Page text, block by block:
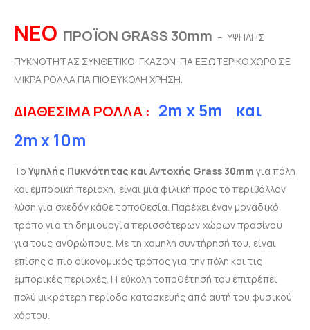
ΝΕΟ ΠΡΟΪΟΝ GRASS 30mm – ΥΨΗΛΗΣ
ΠΥΚΝΟΤΗΤΑΣ ΣΥΝΘΕΤΙΚΟ ΓΚΑΖΟΝ ΓΙΑ ΕΞΩΤΕΡΙΚΟ ΧΩΡΟ ΣΕ
ΜΙΚΡΑ ΡΟΛΛΑ ΓΙΑ ΠΙΟ ΕΥΚΟΛΗ ΧΡΗΣΗ.
ΔΙΑΘΕΣΙΜΑ ΡΟΛΛΑ : 2m x 5m και
2m x 10m
ΤοΥψηλής Πυκνότητας και Αντοχής Grass 30mm για πόλη
και εμπορική περιοχή, είναι μια φιλική προς το περιβάλλον
λύση για σχεδόν κάθε τοποθεσία. Παρέχει έναν μοναδικό
τρόπο για τη δημιουργία περισσότερων χώρων πρασίνου
για τους ανθρώπους. Με τη χαμηλή συντήρησή του, είναι
επίσης ο πιο οικονομικός τρόπος για την πόλη και τις
εμπορικές περιοχές. Η εύκολη τοποθέτησή του επιτρέπει
πολύ μικρότερη περίοδο κατασκευής από αυτή του φυσικού
χόρτου.